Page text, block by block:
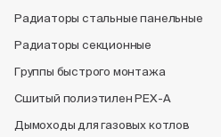
Радиаторы стальные панельные
Радиаторы секционные
Группы быстрого монтажа
Сшитый полиэтилен PEX-A
Дымоходы для газовых котлов